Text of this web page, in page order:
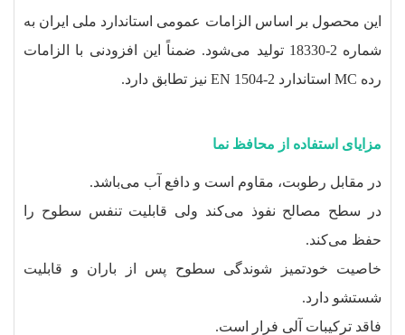
این محصول بر اساس الزامات عمومی استاندارد ملی ایران به
شماره 2-18330 تولید می‌شود. ضمناً این افزودنی با الزامات
رده MC استاندارد EN 1504-2 نیز تطابق دارد.
مزایای استفاده از محافظ نما
در مقابل رطوبت، مقاوم است و دافع آب می‌باشد.
در سطح مصالح نفوذ می‌کند ولی قابلیت تنفس سطوح را
حفظ می‌کند.
خاصیت خودتمیز شوندگی سطوح پس از باران و قابلیت
شستشو دارد.
فاقد ترکیبات آلی فرار است.